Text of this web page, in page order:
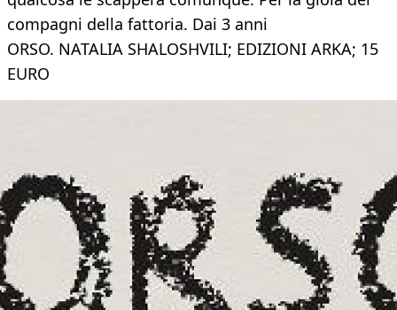
compagni della fattoria. Dai 3 anni
ORSO. NATALIA SHALOSHVILI; EDIZIONI ARKA; 15
EURO